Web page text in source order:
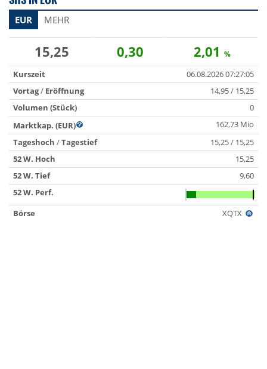
EUR MEHR
15,25 0,30 2,01 %
Kurszeit
06.08.2026 07:27:05
Vortag/ Eröffnung
14,95 / 15,25
Volumen (Stück)
0
Marktkap. (EUR)
162,73 Mio
Tageshoch /Tagestief
15,25 / 15,25
52 W. Hoch
15,25
52 W. Tief
9,60
52 W. Perf.
Börse
XQTX